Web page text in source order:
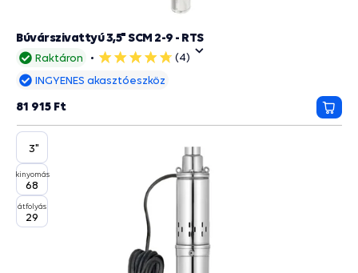
Raktáron
5
csillag
(4)
Búvárszivattyú 3,5" SCM 2-9 - RTS
INGYENES akasztóeszköz
81 915 Ft
3"
kinyomás
68
átfolyás
29